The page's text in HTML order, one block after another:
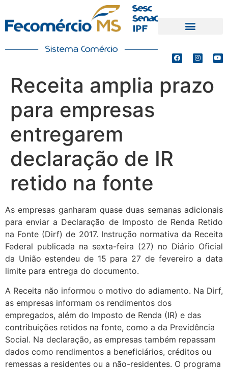
Receita amplia prazo
para empresas
entregarem
declaração de IR
retido na fonte
As empresas ganharam quase duas semanas adicionais
para enviar a Declaração de Imposto de Renda Retido
na Fonte (Dirf) de 2017. Instrução normativa da Receita
Federal publicada na sexta-feira (27) no Diário Oficial
da União estendeu de 15 para 27 de fevereiro a data
limite para entrega do documento.
A Receita não informou o motivo do adiamento. Na Dirf,
as empresas informam os rendimentos dos
empregados, além do Imposto de Renda (IR) e das
contribuições retidos na fonte, como a da Previdência
Social. Na declaração, as empresas também repassam
dados como rendimentos a beneficiários, créditos ou
remessas a residentes ou a não-residentes. O programa